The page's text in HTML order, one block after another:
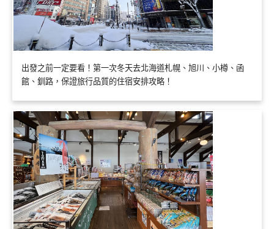
出發之前一定要看！第一次冬天去北海道札幌、旭川、小樽、函
館、釧路，保證旅行品質的住宿安排攻略！